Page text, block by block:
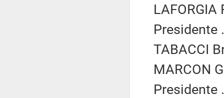
Presidente
TABACCI
MARCON
Presidente